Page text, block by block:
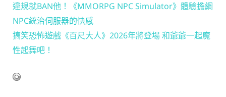
違規就BAN他！《MMORPG NPC Simulator》體驗擔綱
NPC統治伺服器的快感
搞笑恐怖遊戲《百尺大人》2026年將登場 和爺爺一起魔
性起舞吧！